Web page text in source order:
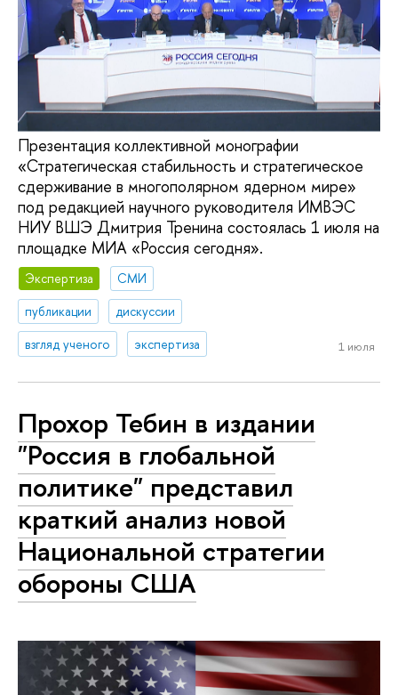
Презентация коллективной монографии
«Стратегическая стабильность и стратегическое
сдерживание в многополярном ядерном мире»
под редакцией научного руководителя ИМВЭС
НИУ ВШЭ Дмитрия Тренина состоялась 1 июля на
площадке МИА «Россия сегодня».
Экспертиза
СМИ
публикации
дискуссии
взгляд ученого
экспертиза 1 июля
Прохор Тебин в издании
"Россия в глобальной
политике" представил
краткий анализ новой
Национальной стратегии
обороны США